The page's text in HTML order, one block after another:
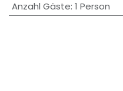
Anzahl Gäste: 1 Person